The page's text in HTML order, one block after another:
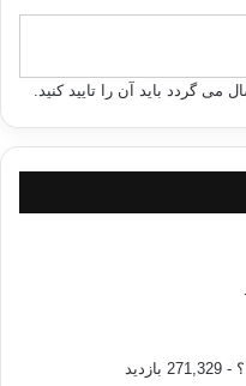
امور و اشيای عالم وجود، خواه
آنها به وسیله نظریات فکری و
گروه را فلاسفه می نامند،
که آنان برگزیده و رایی که بدان
ص 1088-1091.
باره، خود مبین مهارت و احاطه او
توانند با عقل فعال ارتباط پیدا
می گردد باید آن را تایید کنید.
- 271,329 بازدید